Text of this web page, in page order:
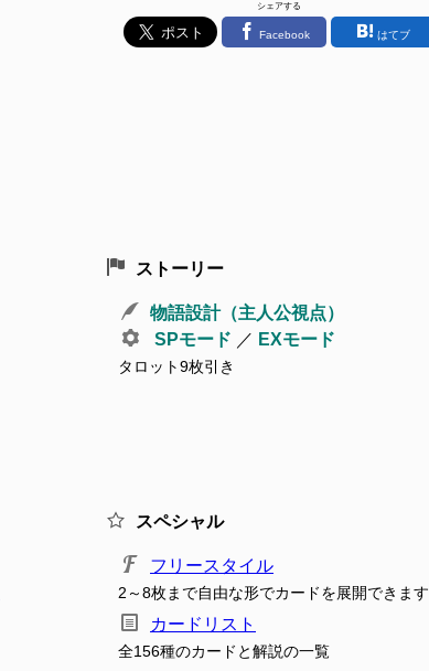
シェアする
Facebook はてブ
ストーリー
物語設計（主人公視点）
SPモード ／ EXモード
タロット9枚引き
スペシャル
フリースタイル
2～8枚まで自由な形でカードを展開できます
カードリスト
全156種のカードと解説の一覧